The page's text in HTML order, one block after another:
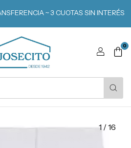
~ 3 CUOTAS SIN INTERÉS
0
1 / 16